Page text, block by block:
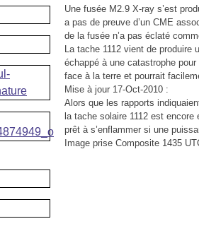
Une fusée M2.9 X-ray s’est
a pas de preuve d’un CME
de la fusée n’a pas éclaté
La tache 1112 vient de produire
échappé à une catastrophe
face à la terre et pourrait
Mise à jour 17-Oct-2010 :
Alors que les rapports
la tache solaire 1112 est
prêt à s’enflammer si une
Image prise Composite 1435